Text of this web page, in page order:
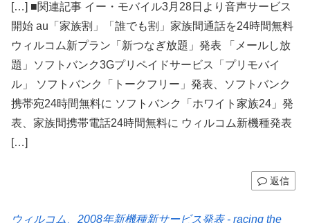
[…] ■関連記事 イー・モバイル3月28日より音声サービス
開始 au「家族割」「誰でも割」家族間通話を24時間無料
ウィルコム新プラン「新つなぎ放題」発表 「メールし放
題」ソフトバンク3Gプリペイドサービス「プリモバイ
ル」 ソフトバンク「トークフリー」発表、ソフトバンク
携帯宛24時間無料に ソフトバンク「ホワイト家族24」発
表、家族間携帯電話24時間無料に ウィルコム新機種発表
[…]
返信
ウィルコム、2008年新機種新サービス発表 - racing the